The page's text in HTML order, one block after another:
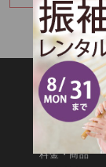
料金・商品